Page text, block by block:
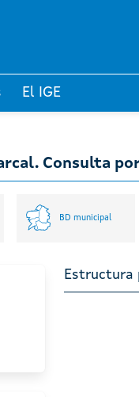
El IGE
Consulta
BD municipal
Estructura